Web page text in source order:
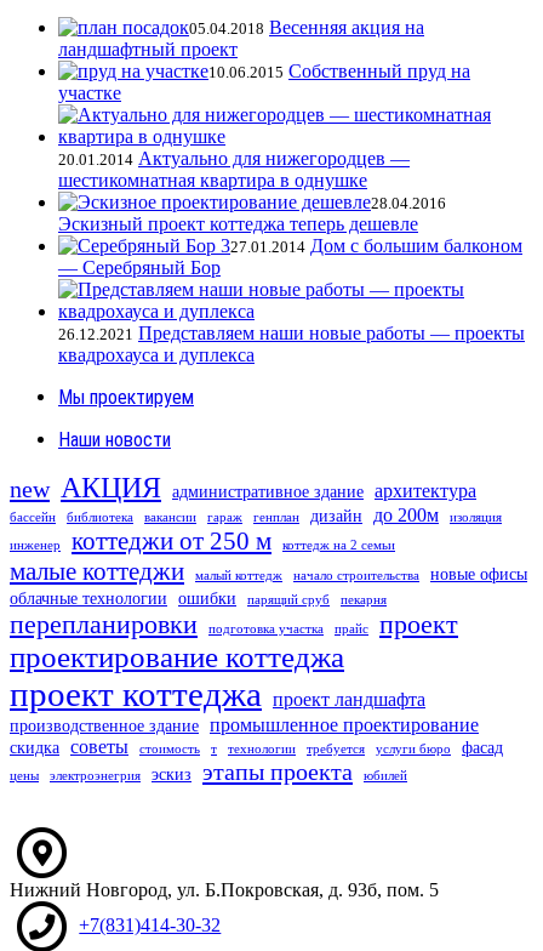
05.04.2018 Весенняя акция на
ландшафтный проект
10.06.2015 Собственный пруд на
участке
20.01.2014 Актуально для нижегородцев —
шестикомнатная квартира в однушке
28.04.2016
Эскизный проект коттеджа теперь дешевле
27.01.2014 Дом с большим балконом
— Серебряный Бор
26.12.2021 Представляем наши новые работы — проекты
квадрохауса и дуплекса
Мы проектируем
Наши новости
new АКЦИЯ административное здание архитектура
бассейн библиотека вакансии гараж генплан дизайн до 200м изоляция
инженер коттеджи от 250 м коттедж на 2 семьи
малые коттеджи малый коттедж начало строительства
новые офисы
облачные технологии
ошибки парящий сруб пекарня
перепланировки подготовка участка прайс проект
проектирование коттеджа
проект коттеджа проект ландшафта
производственное здание промышленное проектирование
скидка советы стоимость т технологии требуется услуги бюро фасад
цены электроэнегрия эскиз этапы проекта юбилей
Нижний Новгород, ул. Б.Покровская, д. 93б, пом. 5
+7(831)414-30-32